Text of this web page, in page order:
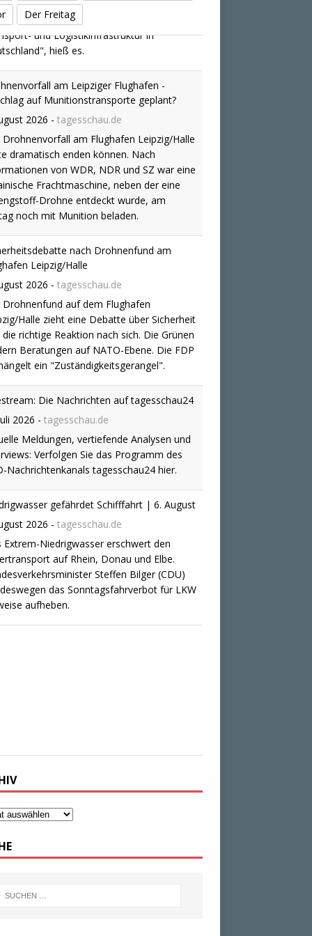
Der Freitag
am Leipziger Flughafen -
2026-tagesschau.de
am Flughafen Leipzig/Halle
dramatisch enden können. Nach
von WDR, NDR und SZ war eine
Frachtmaschine, neben der eine
Drohne entdeckt wurde, am
noch mit Munition beladen.
nach Drohnenfund am
2026-tagesschau.de
Drohnenfund auf dem Flughafen
Halle zieht eine Debatte über Sicherheit
die richtige Reaktion nach sich. Die Grünen
Beratungen auf NATO-Ebene. Die FDP
ein "Zuständigkeitsgerangel".
Die Nachrichten auf tagesschau24
2026-tagesschau.de
Meldungen, vertiefende Analysen und
Verfolgen Sie das Programm des
Nachrichtenkanals tagesschau24 hier.
gefährdet Schifffahrt | 6. August
2026-tagesschau.de
Extrem-Niedrigwasser erschwert den
auf Rhein, Donau und Elbe.
Steffen Bilger (CDU)
das Sonntagsfahrverbot für LKW
aufheben.
Leipzig/Halle: Bundesanwaltschaft